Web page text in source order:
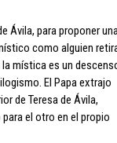
Ávila, para proponer
como alguien
mística es un
El Papa extrajo
de Teresa de Ávila,
el otro en el propio